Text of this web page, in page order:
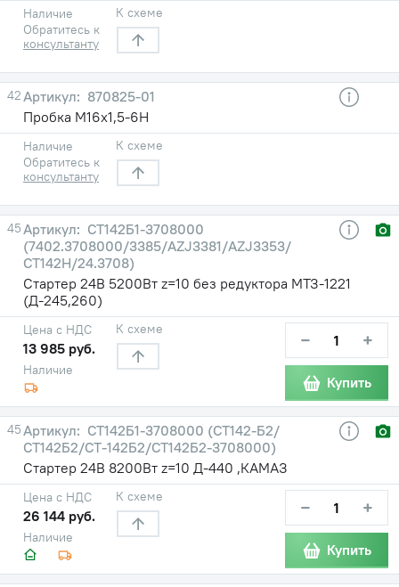
Наличие
Обратитесь к
консультанту
К схеме
42
870825-01
Пробка М16х1,5-6Н
Наличие
Обратитесь к
консультанту
К схеме
45
СТ142Б1-3708000
(7402.3708000/3385/AZJ3381/AZJ3353/
СТ142Н/24.3708)
Стартер 24В 5200Вт z=10 без редуктора МТЗ-1221
(Д-245,260)
Наличие
Цена с НДС
13 985 руб.
К схеме − +
Купить
45
СТ142Б1-3708000 (СТ142-Б2/
СТ142Б2/СТ-142Б2/СТ142Б2-3708000)
Стартер 24В 8200Вт z=10 Д-440 ,КАМАЗ
Наличие
Цена с НДС
26 144 руб.
К схеме − +
Купить